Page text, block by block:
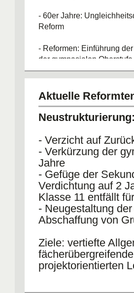
- 60er Jahre:
Reform
- Reformen: Einführung
der gymnasialen Oberstufe
Aktuelle
Neustrukturierung:
- Verzicht auf
- Verkürzung der
Jahre
- Gefüge der
Verdichtung auf 2
Klasse 11 entfällt
- Neugestaltung
Abschaffung von
Ziele: vertiefte
projektorientierten